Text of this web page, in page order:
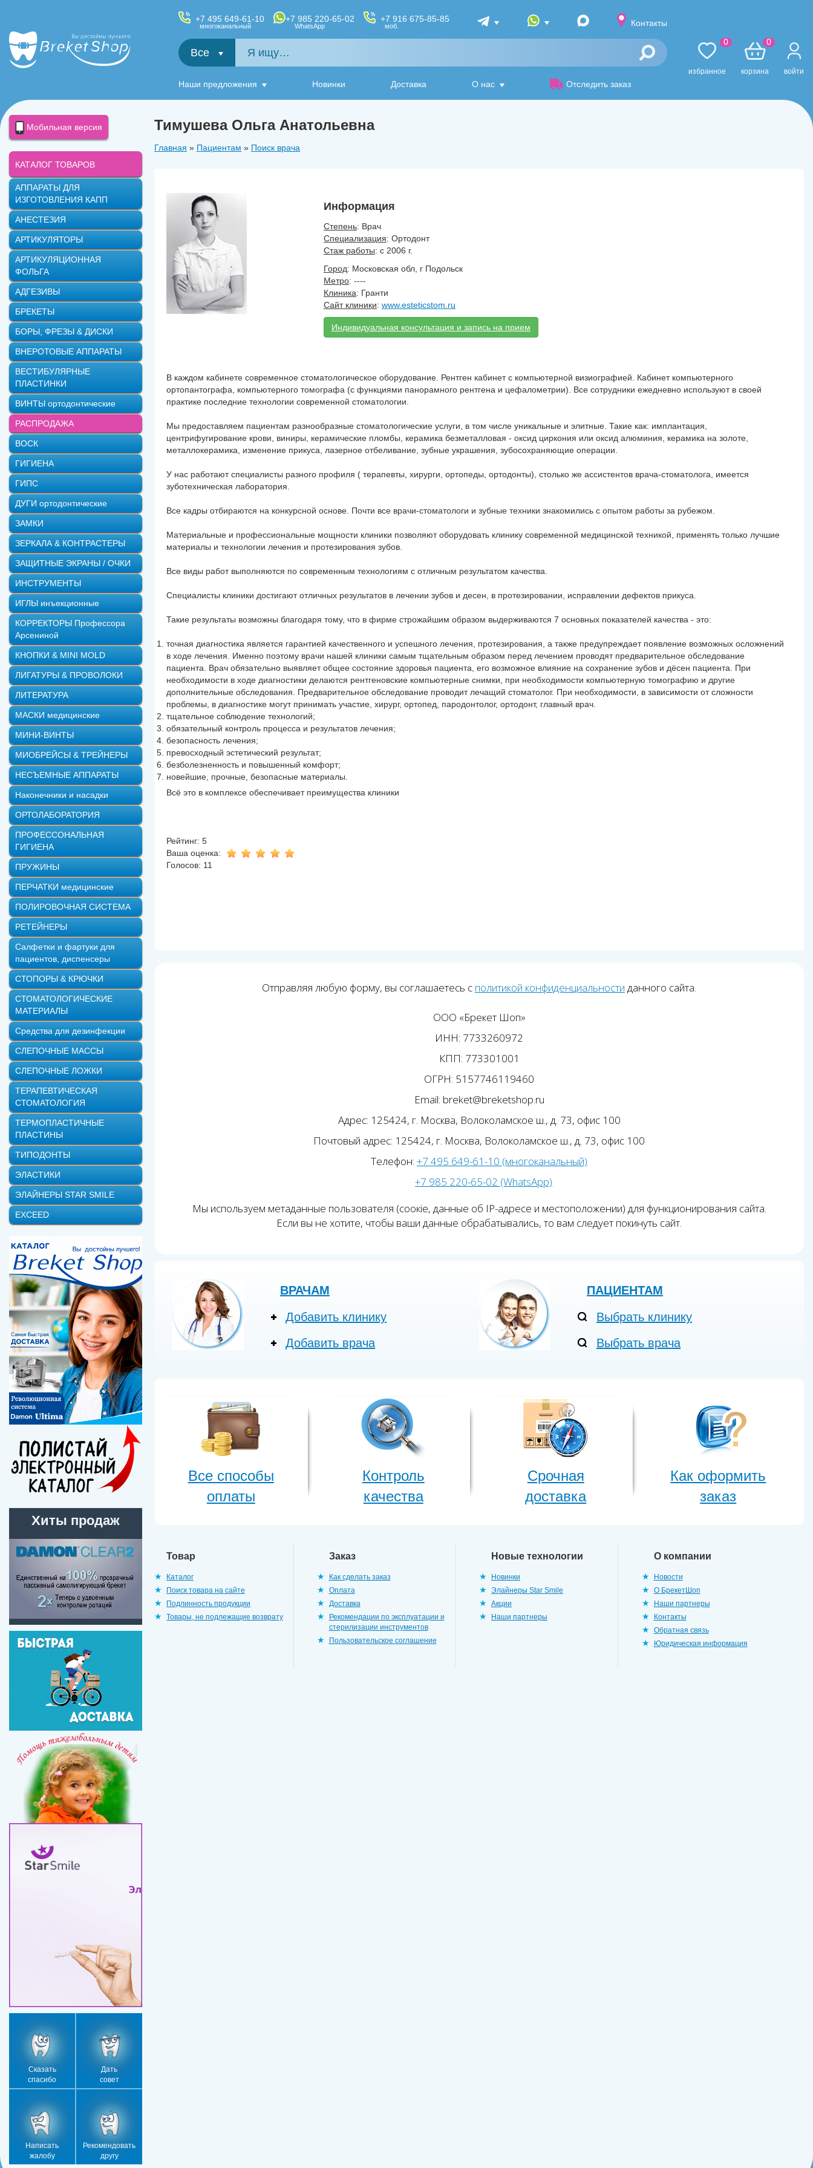
+7 495 649-61-10
многоканальный
+7 985 220-65-02
WhatsApp
+7 916 675-85-85
моб. Контакты
Все
Наши предложения Новинки Доставка О нас Отследить заказ
избранное
0
корзина
0
войти
Тимушева Ольга Анатольевна
Главная » Пациентам » Поиск врача
Информация
Степень: Врач
Специализация: Ортодонт
Стаж работы: с 2006 г.
Город: Московская обл, г Подольск
Метро: ----
Клиника: Гранти
Сайт клиники: www.esteticstom.ru
Индивидуальная консультация и запись на прием
В каждом кабинете современное стоматологическое оборудование. Рентген кабинет с компьютерной визиографией. Кабинет компьютерного
ортопантографа, компьютерного томографа (с функциями панорамного рентгена и цефалометрии). Все сотрудники ежедневно используют в своей
практике последние технологии современной стоматологии.
Мы предоставляем пациентам разнообразные стоматологические услуги, в том числе уникальные и элитные. Такие как: имплантация,
центрифугирование крови, виниры, керамические пломбы, керамика безметалловая - оксид циркония или оксид алюминия, керамика на золоте,
металлокерамика, изменение прикуса, лазерное отбеливание, зубные украшения, зубосохраняющие операции.
У нас работают специалисты разного профиля ( терапевты, хирурги, ортопеды, ортодонты), столько же ассистентов врача-стоматолога, имеется
зуботехническая лаборатория.
Все кадры отбираются на конкурсной основе. Почти все врачи-стоматологи и зубные техники знакомились с опытом работы за рубежом.
Материальные и профессиональные мощности клиники позволяют оборудовать клинику современной медицинской техникой, применять только лучшие
материалы и технологии лечения и протезирования зубов.
Все виды работ выполняются по современным технологиям с отличным результатом качества.
Специалисты клиники достигают отличных результатов в лечении зубов и десен, в протезировании, исправлении дефектов прикуса.
Такие результаты возможны благодаря тому, что в фирме строжайшим образом выдерживаются 7 основных показателей качества - это:
точная диагностика является гарантией качественного и успешного лечения, протезирования, а также предупреждает появление возможных осложнений
в ходе лечения. Именно поэтому врачи нашей клиники самым тщательным образом перед лечением проводят предварительное обследование
пациента. Врач обязательно выявляет общее состояние здоровья пациента, его возможное влияние на сохранение зубов и дёсен пациента. При
необходимости в ходе диагностики делаются рентгеновские компьютерные снимки, при необходимости компьютерную томографию и другие
дополнительные обследования. Предварительное обследование проводит лечащий стоматолог. При необходимости, в зависимости от сложности
проблемы, в диагностике могут принимать участие, хирург, ортопед, пародонтолог, ортодонт, главный врач.
тщательное соблюдение технологий;
обязательный контроль процесса и результатов лечения;
безопасность лечения;
превосходный эстетический результат;
безболезненность и повышенный комфорт;
новейшие, прочные, безопасные материалы.
Всё это в комплексе обеспечивает преимущества клиники
Рейтинг: 5
Ваша оценка:
Голосов: 11
Отправляя любую форму, вы соглашаетесь с политикой конфиденциальности данного сайта.
ООО «Брекет Шоп»
ИНН: 7733260972
КПП: 773301001
ОГРН: 5157746119460
Email: breket@breketshop.ru
Адрес: 125424, г. Москва, Волоколамское ш., д. 73, офис 100
Почтовый адрес: 125424, г. Москва, Волоколамское ш., д. 73, офис 100
Телефон: +7 495 649-61-10 (многоканальный)
+7 985 220-65-02 (WhatsApp)
Мы используем метаданные пользователя (соокіе, данные об IP-адресе и местоположении) для функционирования сайта.
Если вы не хотите, чтобы ваши данные обрабатывались, то вам следует покинуть сайт.
ВРАЧАМ
Добавить клинику
Добавить врача
ПАЦИЕНТАМ
Выбрать клинику
Выбрать врача
Все способы
оплаты
Контроль
качества
Срочная
доставка
Как оформить
заказ
Товар
Каталог
Поиск товара на сайте
Подлинность продукции
Товары, не подлежащие возврату
Заказ
Как сделать заказ
Оплата
Доставка
Рекомендации по эксплуатации и
стерилизации инструментов
Пользовательское соглашение
Новые технологии
Новинки
Элайнеры Star Smile
Акции
Наши партнеры
О компании
Новости
О БрекетШоп
Наши партнеры
Контакты
Обратная связь
Юридическая информация
Мобильная версия
КАТАЛОГ ТОВАРОВ
АППАРАТЫ ДЛЯ
ИЗГОТОВЛЕНИЯ КАПП
АНЕСТЕЗИЯ
АРТИКУЛЯТОРЫ
АРТИКУЛЯЦИОННАЯ
ФОЛЬГА
АДГЕЗИВЫ
БРЕКЕТЫ
БОРЫ, ФРЕЗЫ & ДИСКИ
ВНЕРОТОВЫЕ АППАРАТЫ
ВЕСТИБУЛЯРНЫЕ
ПЛАСТИНКИ
ВИНТЫ ортодонтические
РАСПРОДАЖА
ВОСК
ГИГИЕНА
ГИПС
ДУГИ ортодонтические
ЗАМКИ
ЗЕРКАЛА & КОНТРАСТЕРЫ
ЗАЩИТНЫЕ ЭКРАНЫ / ОЧКИ
ИНСТРУМЕНТЫ
ИГЛЫ инъекционные
КОРРЕКТОРЫ Профессора
Арсениной
КНОПКИ & MINI MOLD
ЛИГАТУРЫ & ПРОВОЛОКИ
ЛИТЕРАТУРА
МАСКИ медицинские
МИНИ-ВИНТЫ
МИОБРЕЙСЫ & ТРЕЙНЕРЫ
НЕСЪЕМНЫЕ АППАРАТЫ
Наконечники и насадки
ОРТОЛАБОРАТОРИЯ
ПРОФЕССОНАЛЬНАЯ
ГИГИЕНА
ПРУЖИНЫ
ПЕРЧАТКИ медицинские
ПОЛИРОВОЧНАЯ СИСТЕМА
РЕТЕЙНЕРЫ
Салфетки и фартуки для
пациентов, диспенсеры
СТОПОРЫ & КРЮЧКИ
СТОМАТОЛОГИЧЕСКИЕ
МАТЕРИАЛЫ
Средства для дезинфекции
СЛЕПОЧНЫЕ МАССЫ
СЛЕПОЧНЫЕ ЛОЖКИ
ТЕРАПЕВТИЧЕСКАЯ
СТОМАТОЛОГИЯ
ТЕРМОПЛАСТИЧНЫЕ
ПЛАСТИНЫ
ТИПОДОНТЫ
ЭЛАСТИКИ
ЭЛАЙНЕРЫ STAR SMILE
EXCEED
Хиты продаж
Сказать
спасибо
Дать
совет
Написать
жалобу
Рекомендовать
другу